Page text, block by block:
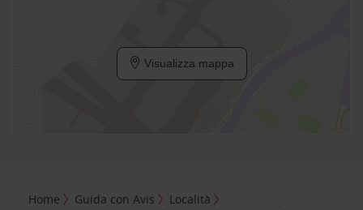
Visualizza mappa
Home Guida con Avis
Località